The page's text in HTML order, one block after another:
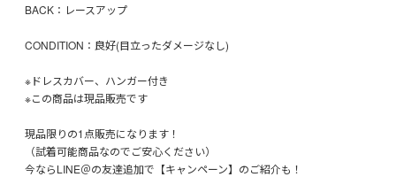
BACK：レースアップ
CONDITION：良好(目立ったダメージなし)
※ドレスカバー、ハンガー付き
※この商品は現品販売です
現品限りの1点販売になります！
（試着可能商品なのでご安心ください）
今ならLINE＠の友達追加で【キャンペーン】のご紹介も！